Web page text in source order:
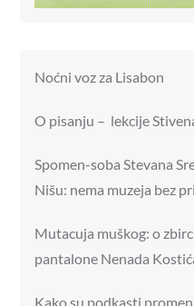
Noćni voz za Lisabon
O pisanju – lekcije
Spomen-soba Stevana
Nišu: nema muzeja bez
Mutacuja muškog: o
pantalone Nenada
Kako su podkasti